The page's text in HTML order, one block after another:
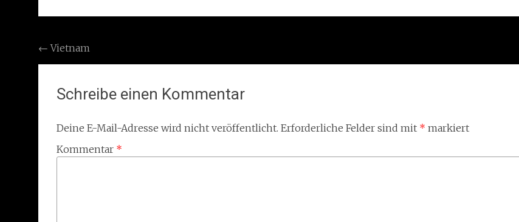
Post
navigation
← Vietnam
Schreibe einen Kommentar
Deine E-Mail-Adresse wird nicht veröffentlicht. Erforderliche Felder sind mit * markiert
Kommentar *